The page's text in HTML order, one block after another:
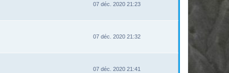
07 déc. 2020 21:23
07 déc. 2020 21:32
07 déc. 2020 21:41